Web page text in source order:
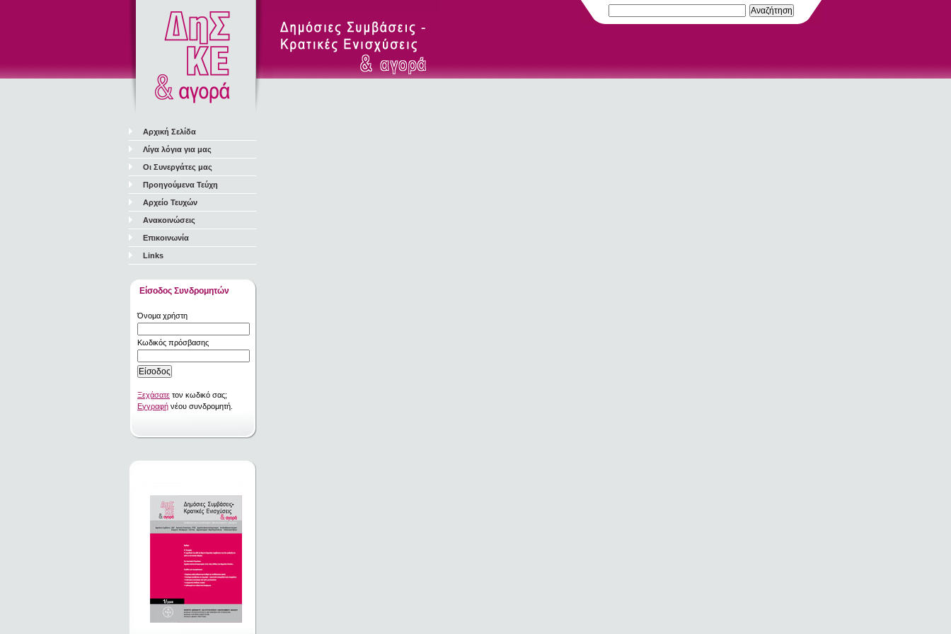
Αρχική Σελίδα
Λίγα λόγια για μας
Οι Συνεργάτες μας
Προηγούμενα Τεύχη
Αρχείο Τευχών
Ανακοινώσεις
Επικοινωνία
Links
Είσοδος Συνδρομητών
Όνομα χρήστη
Κωδικός πρόσβασης
Ξεχάσατε τον κωδικό σας;
Εγγραφή νέου συνδρομητή.